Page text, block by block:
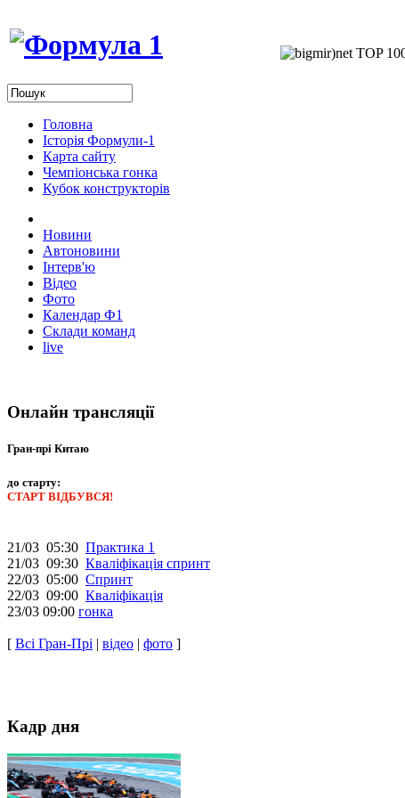
Головна
Історія Формули-1
Карта сайту
Чемпіонська гонка
Кубок конструкторів
Новини
Автоновини
Інтерв'ю
Відео
Фото
Календар Ф1
Склади команд
live
Онлайн трансляції
Гран-прі Китаю
до старту:
СТАРТ ВІДБУВСЯ!
21/03 05:30 Практика 1
21/03 09:30 Кваліфікація спринт
22/03 05:00 Спринт
22/03 09:00 Кваліфікація
23/03 09:00 гонка
[ Всі Гран-Прі | відео | фото ]
Кадр дня